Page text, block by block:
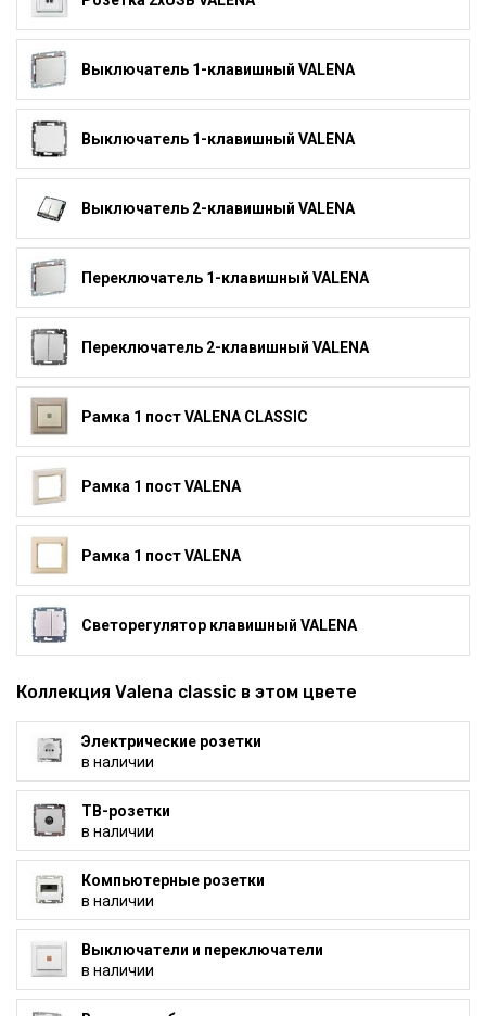
Выключатель 1-клавишный VALENA
Выключатель 1-клавишный VALENA
Выключатель 2-клавишный VALENA
Переключатель 1-клавишный VALENA
Переключатель 2-клавишный VALENA
Рамка 1 пост VALENA CLASSIC
Рамка 1 пост VALENA
Рамка 1 пост VALENA
Светорегулятор клавишный VALENA
Коллекция Valena classic в этом цвете
Электрические розетки
в наличии
ТВ-розетки
в наличии
Компьютерные розетки
в наличии
Выключатели и переключатели
в наличии